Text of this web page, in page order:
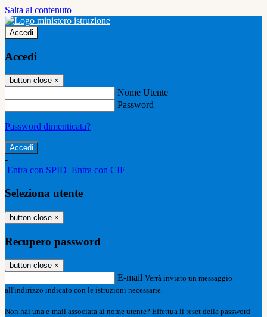
Salta al contenuto
Accedi
Accedi
button close ×
Nome Utente
Password
Password dimenticata?
-
Entra con SPID Entra con CIE
Seleziona utente
button close ×
Recupero password
button close ×
E-mail Verrà inviato un messaggio
all'indirizzo indicato con le istruzioni necessarie.
Non hai una e-mail associata al nome utente? Effettua il reset della password